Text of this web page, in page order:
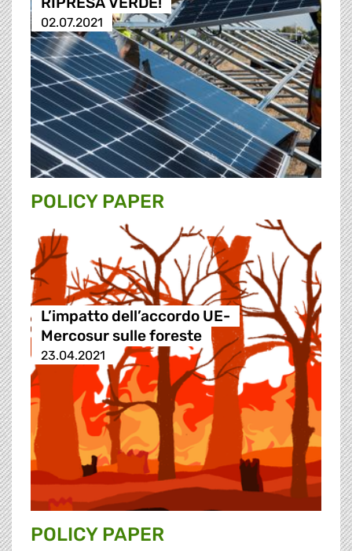
02.07.2021
POLICY PAPER
L’impatto dell’accordo UE-
Mercosur sulle foreste
23.04.2021
POLICY PAPER